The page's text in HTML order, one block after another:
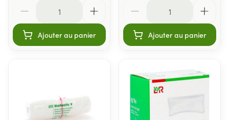
Ajouter au panier Ajouter au panier